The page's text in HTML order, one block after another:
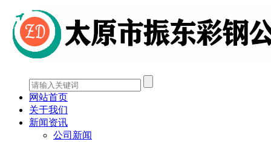
网站首页
关于我们
新闻资讯
公司新闻